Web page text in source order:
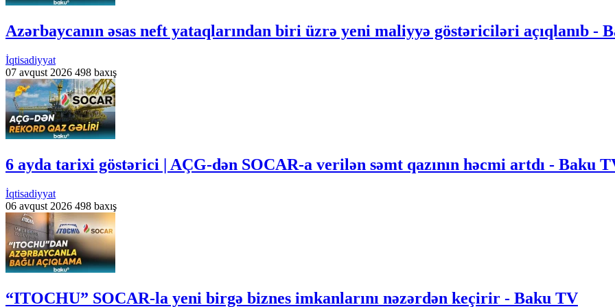
Azərbaycanın əsas neft yataqlarından biri üzrə yeni maliyyə göstəriciləri açıqlanıb -
İqtisadiyyat
07 avqust 2026 498 baxış
6 ayda tarixi göstərici | AÇG-dən SOCAR-a verilən səmt qazının həcmi artdı - Baku
İqtisadiyyat
06 avqust 2026 498 baxış
“ITOCHU” SOCAR-la yeni birgə biznes imkanlarını nəzərdən keçirir - Baku TV